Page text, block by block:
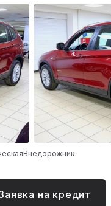
Внедорожник
на кредит